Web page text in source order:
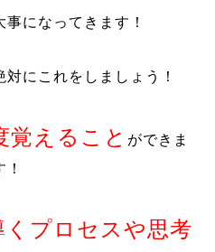
になってきます！
にこれをしましょう！
覚えること ができま
！
くプロセスや思考